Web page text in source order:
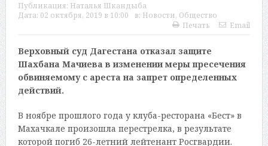
Публикация: Наталья Шкандыба
Дата: 02 октября, 2019 в 10:00 в: Новости, Общество
Печать
Email
Верховный суд Дагестана отказал защите
Шахбана Мачиева в изменении меры пресечения
обвиняемому с ареста на запрет определенных
действий.
В ноябре прошлого года у клуба-ресторана «Бест» в
Махачкале произошла перестрелка, в результате
которой погиб 26-летний лейтенант Росгвардии.